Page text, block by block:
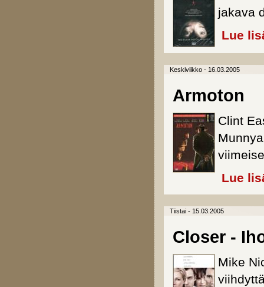
jakava
Lue
Keskiviikko - 16.03.2005
Armoton
Clint
Lue
Tiistai - 15.03.2005
Closer -
Mike